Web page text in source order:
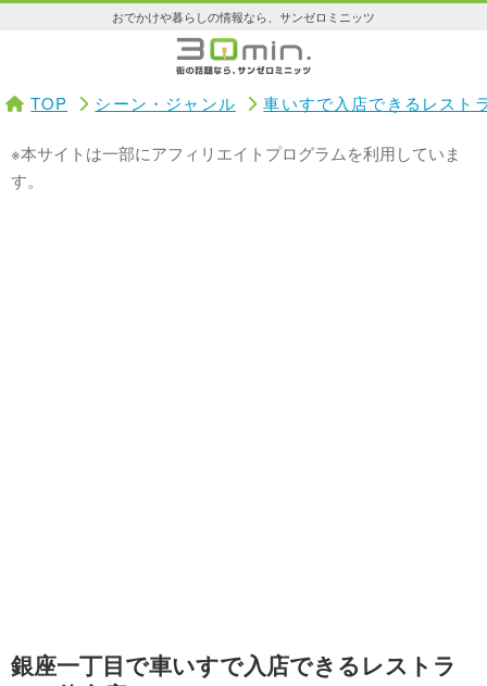
おでかけや暮らしの情報なら、サンゼロミニッツ
TOP シーン・ジャンル 車いすで入店できるレスト
※本サイトは一部にアフィリエイトプログラムを利用していま
す。
銀座一丁目で車いすで入店できるレストラ